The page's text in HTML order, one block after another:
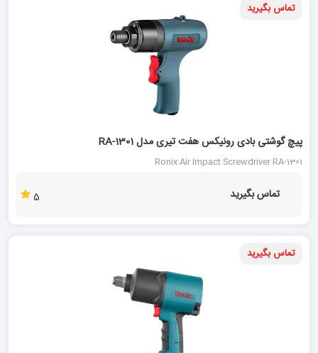
تماس بگیرید
پیچ گوشتی بادی رونیکس هفت تیری مدل RA-1301
Ronix Air Impact Screwdriver RA-1301
تماس بگیرید 5
تماس بگیرید